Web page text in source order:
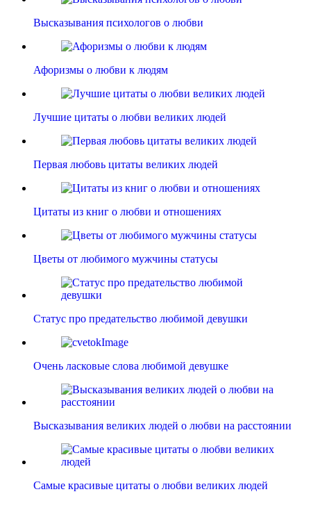
Высказывания психологов о любви
Афоризмы о любви к людям
Лучшие цитаты о любви великих людей
Первая любовь цитаты великих людей
Цитаты из книг о любви и отношениях
Цветы от любимого мужчины статусы
Статус про предательство любимой девушки
Очень ласковые слова любимой девушке
Высказывания великих людей о любви на расстоянии
Самые красивые цитаты о любви великих людей